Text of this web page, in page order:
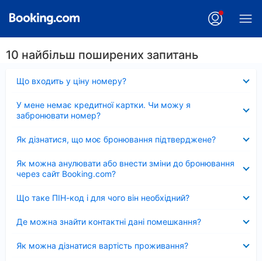
10 найбільш поширених запитань
Що входить у ціну номеру?
У мене немає кредитної картки. Чи можу я
забронювати номер?
Як дізнатися, що моє бронювання підтверджене?
Як можна анулювати або внести зміни до бронювання
через сайт Booking.com?
Що таке ПІН-код і для чого він необхідний?
Де можна знайти контактні дані помешкання?
Як можна дізнатися вартість проживання?